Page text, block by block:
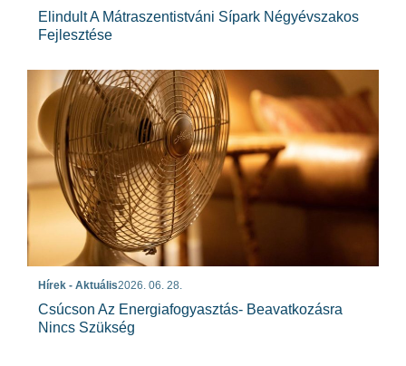
Elindult A Mátraszentistváni Sípark Négyévszakos
Fejlesztése
Hírek - Aktuális2026. 06. 28.
Csúcson Az Energiafogyasztás- Beavatkozásra
Nincs Szükség